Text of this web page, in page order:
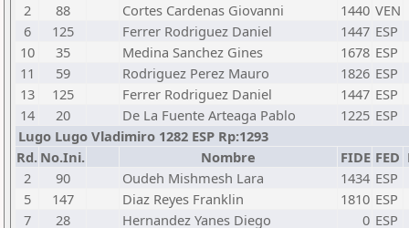
2
88 Cortes Cardenas Giovanni 1440 VEN
6
125 Ferrer Rodriguez Daniel 1447 ESP
10
35 Medina Sanchez Gines 1678 ESP
11
59 Rodriguez Perez Mauro 1826 ESP
13
125 Ferrer Rodriguez Daniel 1447 ESP
14
20 De La Fuente Arteaga Pablo 1225 ESP
Lugo Lugo Vladimiro 1282 ESP Rp:1293
Rd. No.Ini. Nombre FIDE FED
2
90 Oudeh Mishmesh Lara 1434 ESP
5
147 Diaz Reyes Franklin 1810 ESP
7
28 Hernandez Yanes Diego 0 ESP